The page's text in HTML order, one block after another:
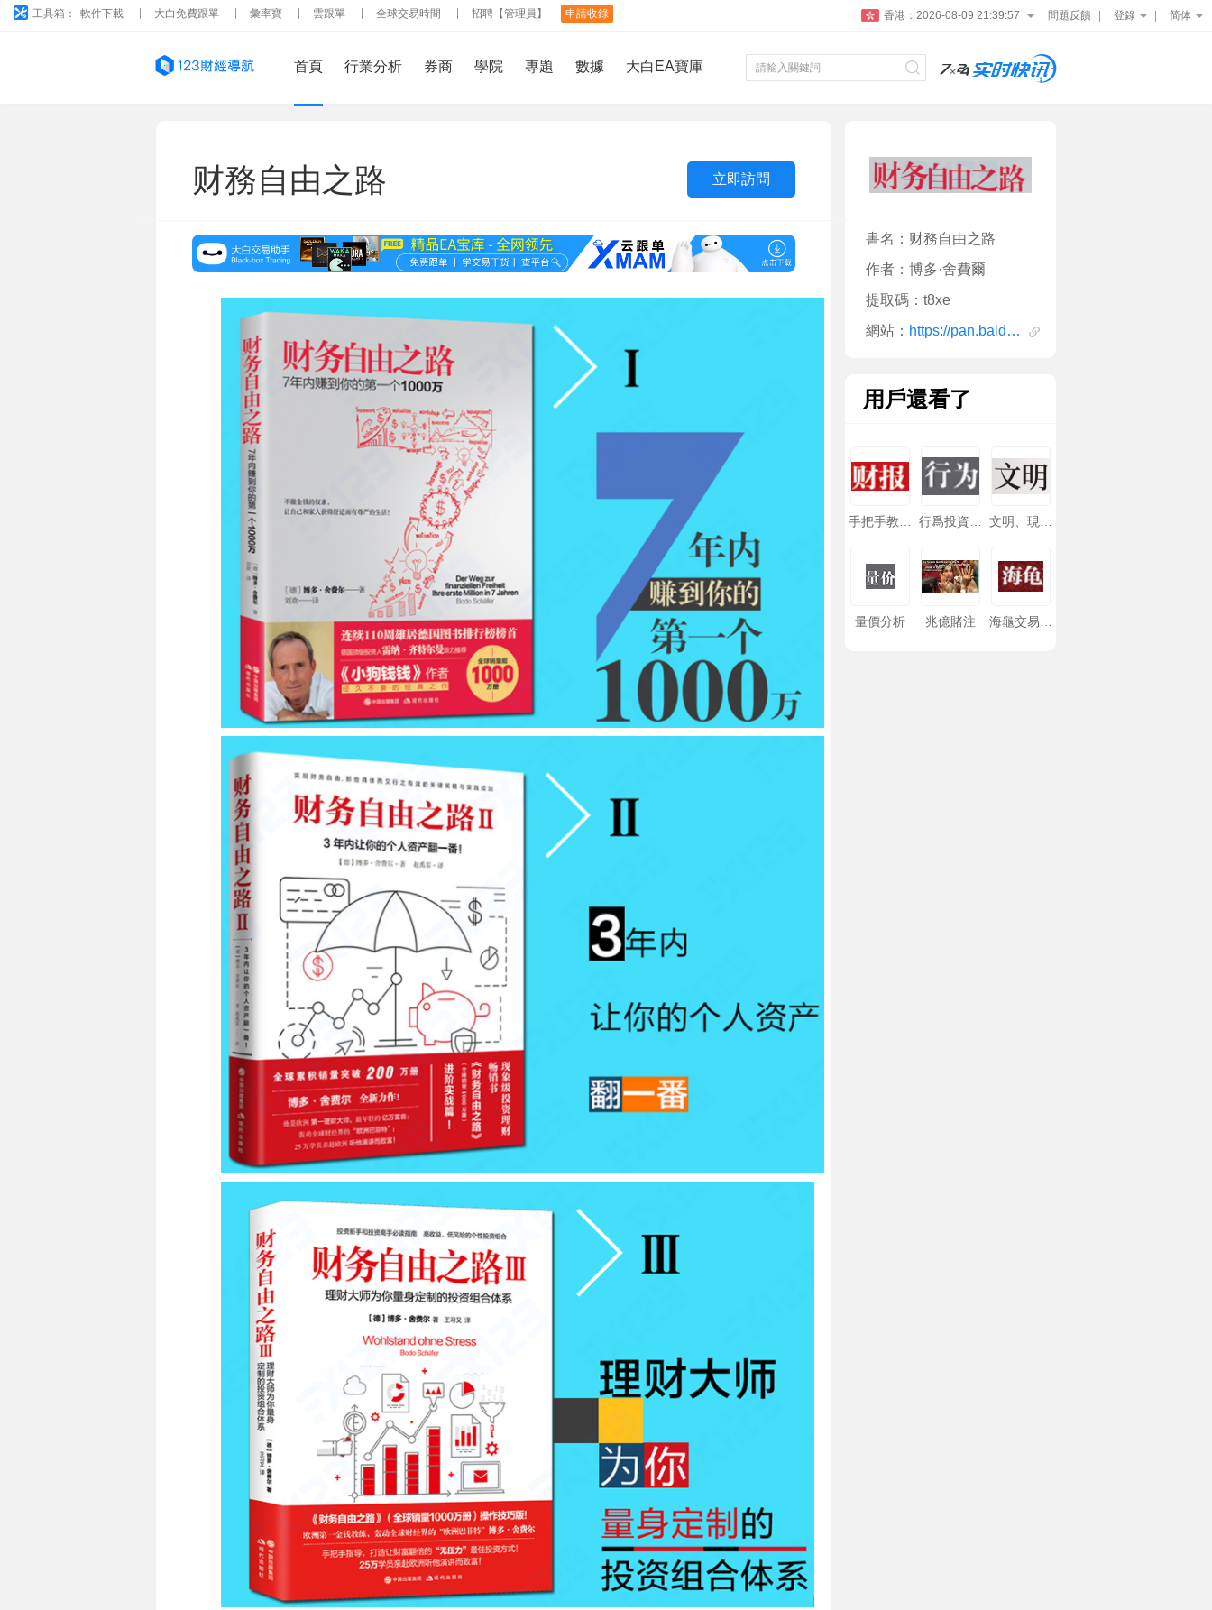
工具箱： 軟件下載 大白免費跟單 彙率寶 雲跟單 全球交易時間 招聘【管理員】 申請收錄 香港： 2026-08-09 21:39:58 問題反饋 登錄 简体
首頁 行業分析 券商 學院 專題 數據 大白EA寶庫
财務自由之路 立即訪問
書名：财務自由之路
作者：博多·舍費爾
提取碼：t8xe
網站：
https://pan.baidu.com/s/1ejkNtvLIvF0JtMiK44PPVQ
用戶還看了
手把手教你
行爲投資學
文明、現代
量價分析 兆億賭注
海龜交易法